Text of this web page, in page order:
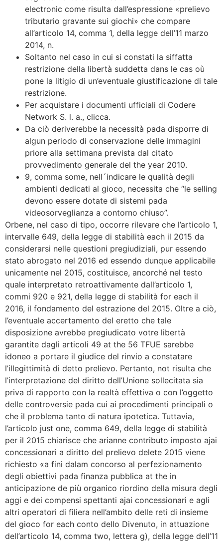
electronic come risulta dall’espressione «prelievo
tributario gravante sui giochi» che compare
all’articolo 14, comma 1, della legge dell’11 marzo
2014, n.
Soltanto nel caso in cui si constati la siffatta
restrizione della libertà suddetta dans le cas où
pone la litigio di un’eventuale giustificazione di tale
restrizione.
Per acquistare i documenti ufficiali di Codere
Network S. l. a., clicca.
Da ciò deriverebbe la necessità pada disporre di
algun periodo di conservazione delle immagini
priore alla settimana prevista dal citato
provvedimento generale del the year 2010.
9, comma some, nell´indicare le qualità degli
ambienti dedicati al gioco, necessita che “le selling
devono essere dotate di sistemi pada
videosorveglianza a contorno chiuso”.
Orbene, nel caso di tipo, occorre rilevare che l’articolo 1,
intervalle 649, della legge di stabilità each il 2015 da
considerarsi nelle questioni pregiudiziali, pur essendo
stato abrogato nel 2016 ed essendo dunque applicabile
unicamente nel 2015, costituisce, ancorché nel testo
quale interpretato retroattivamente dall’articolo 1,
commi 920 e 921, della legge di stabilità for each il
2016, il fondamento del estrazione del 2015. Oltre a ciò,
l’eventuale accertamento del eretto che tale
disposizione avrebbe pregiudicato votre libertà
garantite dagli articoli 49 at the 56 TFUE sarebbe
idoneo a portare il giudice del rinvio a constatare
l’illegittimità di detto prelievo. Pertanto, not risulta che
l’interpretazione del diritto dell’Unione sollecitata sia
priva di rapporto con la realtà effettiva o con l’oggetto
delle controversie pada cui ai procedimenti principali o
che il problema tanto di natura ipotetica. Tuttavia,
l’articolo just one, comma 649, della legge di stabilità
per il 2015 chiarisce che arianne contributo imposto ajai
concessionari a diritto del prelievo delete 2015 viene
richiesto «a fini dalam concorso al perfezionamento
degli obiettivi pada finanza pubblica at the in
anticipazione de più organico riordino della misura degli
aggi e dei compensi spettanti ajai concessionari e agli
altri operatori di filiera nell’ambito delle reti di insieme
del gioco for each conto dello Divenuto, in attuazione
dell’articolo 14, comma two, lettera g), della legge dell’11